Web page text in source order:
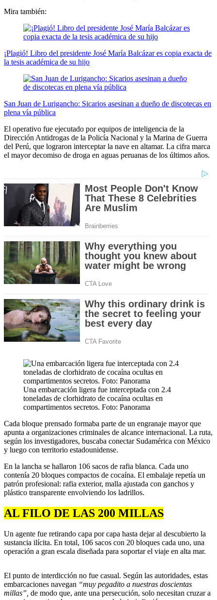
Mira también:
¡Plagió! Libro del presidente José María Balcázar es copia exacta de
la tesis académica de su hijo
San Juan de Lurigancho: Sicarios asesinan a dueño de discotecas en
plena vía pública
El operativo fue ejecutado por equipos de inteligencia de la
Dirección Antidrogas de la Policía Nacional y la Marina de Guerra
del Perú, que lograron interceptar la nave en altamar. La cifra marca
el mayor decomiso de droga en aguas peruanas de los últimos años.
Una embarcación ligera fue interceptada con 2.4
toneladas de clorhidrato de cocaína ocultas en
compartimentos secretos. Foto: Panorama
Cada bloque prensado formaba parte de un engranaje mayor que
apunta a organizaciones criminales de alcance internacional. La ruta,
según los investigadores, buscaba conectar Sudamérica con México
y luego con territorio estadounidense.
En la lancha se hallaron 106 sacos de rafia blanca. Cada uno
contenía 20 bloques compactos de cocaína. El embalaje repetía un
patrón profesional: rafia exterior, malla ajustada con ganchos y
plástico transparente envolviendo los ladrillos.
AL FILO DE LAS 200 MILLAS
Un agente fue retirando capa por capa hasta dejar al descubierto la
sustancia ilícita. En total, 106 sacos con 20 bloques cada uno, una
operación a gran escala diseñada para soportar el viaje en alta mar.
El punto de interdicción no fue casual. Según las autoridades, estas
embarcaciones navegan “muy pegadito a nuestras doscientas
millas”, de modo que, ante una persecución, solo necesitan cruzar a